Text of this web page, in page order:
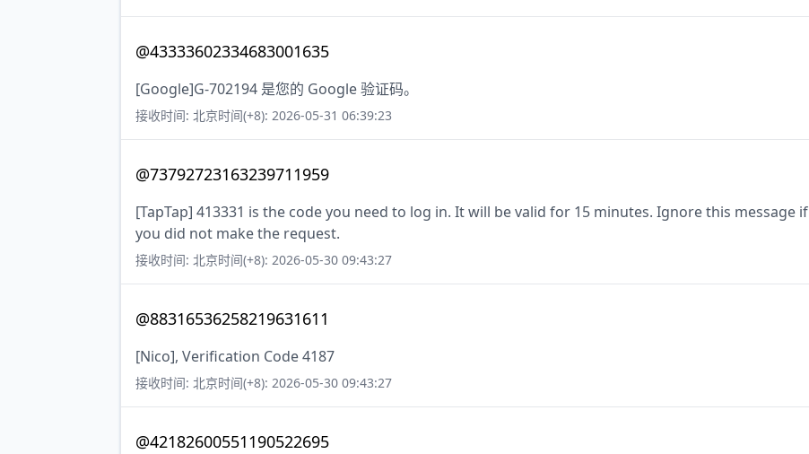
@43333602334683001635
[Google]G-702194 是您的 Google 验证码。
接收时间: 北京时间(+8): 2026-05-31 06:39:23
@73792723163239711959
[TapTap] 413331 is the code you need to log in. It will be valid for 15 minutes. Ignore this message if
you did not make the request.
接收时间: 北京时间(+8): 2026-05-30 09:43:27
@88316536258219631611
[Nico], Verification Code 4187
接收时间: 北京时间(+8): 2026-05-30 09:43:27
@42182600551190522695